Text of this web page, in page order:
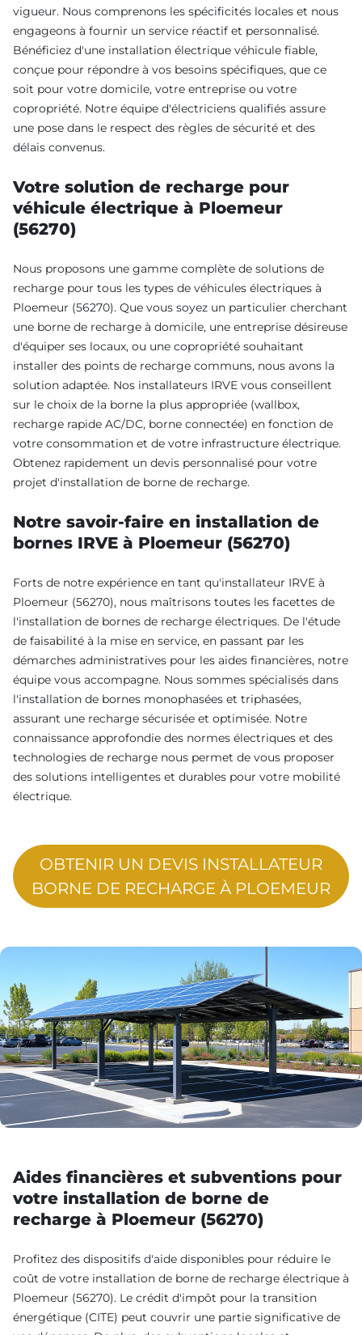
vigueur. Nous comprenons les spécificités locales et nous
engageons à fournir un service réactif et personnalisé.
Bénéficiez d'une installation électrique véhicule fiable,
conçue pour répondre à vos besoins spécifiques, que ce
soit pour votre domicile, votre entreprise ou votre
copropriété. Notre équipe d'électriciens qualifiés assure
une pose dans le respect des règles de sécurité et des
délais convenus.
Votre solution de recharge pour
véhicule électrique à Ploemeur
(56270)
Nous proposons une gamme complète de solutions de
recharge pour tous les types de véhicules électriques à
Ploemeur (56270). Que vous soyez un particulier cherchant
une borne de recharge à domicile, une entreprise désireuse
d'équiper ses locaux, ou une copropriété souhaitant
installer des points de recharge communs, nous avons la
solution adaptée. Nos installateurs IRVE vous conseillent
sur le choix de la borne la plus appropriée (wallbox,
recharge rapide AC/DC, borne connectée) en fonction de
votre consommation et de votre infrastructure électrique.
Obtenez rapidement un devis personnalisé pour votre
projet d'installation de borne de recharge.
Notre savoir-faire en installation de
bornes IRVE à Ploemeur (56270)
Forts de notre expérience en tant qu'installateur IRVE à
Ploemeur (56270), nous maîtrisons toutes les facettes de
l'installation de bornes de recharge électriques. De l'étude
de faisabilité à la mise en service, en passant par les
démarches administratives pour les aides financières, notre
équipe vous accompagne. Nous sommes spécialisés dans
l'installation de bornes monophasées et triphasées,
assurant une recharge sécurisée et optimisée. Notre
connaissance approfondie des normes électriques et des
technologies de recharge nous permet de vous proposer
des solutions intelligentes et durables pour votre mobilité
électrique.
OBTENIR UN DEVIS INSTALLATEUR
BORNE DE RECHARGE À PLOEMEUR
Aides financières et subventions pour
votre installation de borne de
recharge à Ploemeur (56270)
Profitez des dispositifs d'aide disponibles pour réduire le
coût de votre installation de borne de recharge électrique à
Ploemeur (56270). Le crédit d'impôt pour la transition
énergétique (CITE) peut couvrir une partie significative de